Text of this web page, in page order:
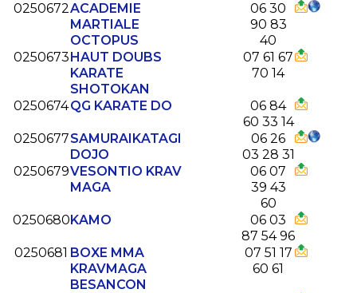
0250672ACADEMIE
MARTIALE
OCTOPUS
06 30
90 83
40
0250673HAUT DOUBS
KARATE
SHOTOKAN
07 61 67
70 14
0250674QG KARATE DO
06 84
60 33 14
0250677SAMURAIKATAGI
DOJO
06 26
03 28 31
0250679VESONTIO KRAV
MAGA
06 07
39 43
60
0250680KAMO
06 03
87 54 96
0250681 BOXE MMA
KRAVMAGA
BESANCON
07 51 17
60 61